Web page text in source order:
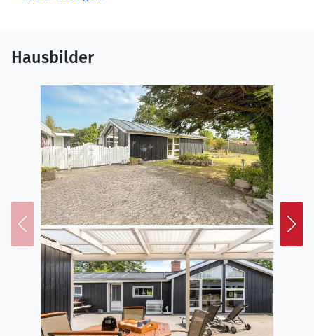
Nutzen Sie den großen Innenhof als erweiterten
Wohnraum im Freien. Entspannen Sie auf einer der
Sonnenliegen, frühstücken Sie unter dem überdachten
Terrassenbereich oder trinken Sie nachmittags Kaffee
an einem der geschützten Sitzplätze. Die großzügige,
abgeschirmte Gestaltung bietet viel Privatsphäre und
ist auch für Familien mit Kindern bestens geeignet.
Spazieren Sie zum nahen Sandstrand von Lyngsbæk
oder erkunden Sie die Umgebung rund um Ebeltoft mit
dem Fahrrad. Besuchen Sie das malerische
Glasmuseum, das alte Rathaus oder machen Sie einen
Ausflug in den Nationalpark Mols Bjerge mit seinen
sanften Hügeln und markanten Aussichtspunkten.
Einkaufsmöglichkeiten und Restaurants finden Sie
ebenfalls ganz in der Nähe.
Hausbilder